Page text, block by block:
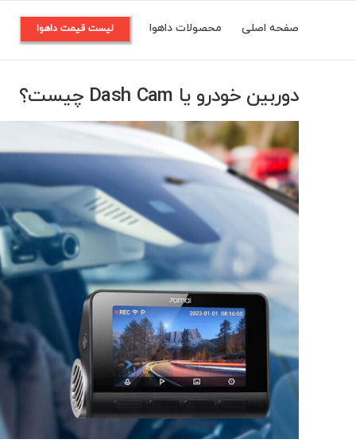
content
صفحه اصلی محصولات داهوا لیست قیمت داهوا
دوربین خودرو یا Dash Cam چیست؟
View
Larger
Image